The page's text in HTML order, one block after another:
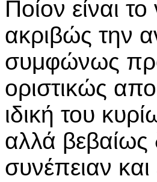
Ποίον είναι
ακριβώς την
συμφώνως
οριστικώς
ιδική του
αλλά βεβαίως
συνέπειαν